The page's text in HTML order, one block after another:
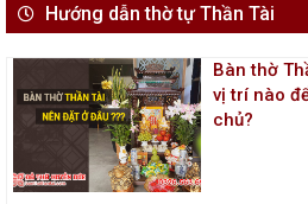
Hướng dẫn thờ tự Thần Tài
Bàn thờ
vị trí nào
chủ?